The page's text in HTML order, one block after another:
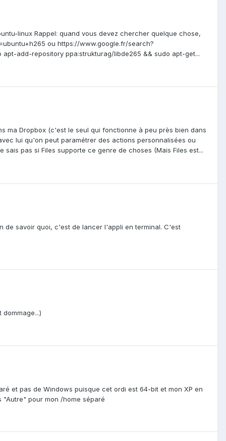
linux Rappel: quand vous devez chercher quelque chose,
ou https://www.google.fr/search?
add-repository ppa:strukturag/libde265 && sudo apt-get...
ma Dropbox (c'est le seul qui fonctionne à peu près bien dans
lui qu'on peut paramétrer des actions personnalisées ou
pas si Files supporte ce genre de choses (Mais Files est...
de savoir quoi, c'est de lancer l'appli en terminal. C'est
et pas de Windows puisque cet ordi est 64-bit et mon XP en
pour mon /home séparé